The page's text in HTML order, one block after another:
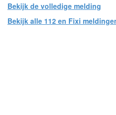
Bekijk de volledige melding
Bekijk alle 112 en Fixi